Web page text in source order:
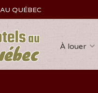
QUÉBEC
À louer